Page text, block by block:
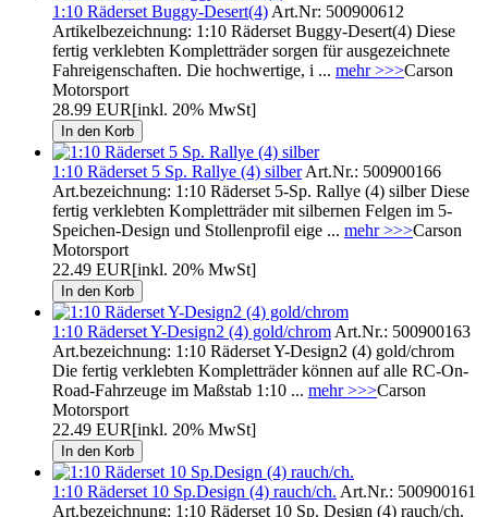
1:10 Räderset Buggy-Desert(4) Art.Nr: 500900612
Artikelbezeichnung: 1:10 Räderset Buggy-Desert(4) Diese
fertig verklebten Kompletträder sorgen für ausgezeichnete
Fahreigenschaften. Die hochwertige, i ... mehr >>>Carson
Motorsport
28.99 EUR[inkl. 20% MwSt]
1:10 Räderset 5 Sp. Rallye (4) silberArt.Nr.: 500900166
Art.bezeichnung: 1:10 Räderset 5-Sp. Rallye (4) silber Diese
fertig verklebten Kompletträder mit silbernen Felgen im 5-
Speichen-Design und Stollenprofil eige ... mehr >>>Carson
Motorsport
22.49 EUR[inkl. 20% MwSt]
1:10 Räderset Y-Design2 (4) gold/chrom Art.Nr.: 500900163
Art.bezeichnung: 1:10 Räderset Y-Design2 (4) gold/chrom
Die fertig verklebten Kompletträder können auf alle RC-On-
Road-Fahrzeuge im Maßstab 1:10 ... mehr >>>Carson
Motorsport
22.49 EUR[inkl. 20% MwSt]
1:10 Räderset 10 Sp.Design (4) rauch/ch. Art.Nr.: 500900161
Art.bezeichnung: 1:10 Räderset 10 Sp. Design (4) rauch/ch.